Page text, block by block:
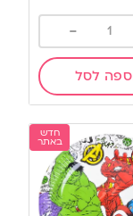
-
לסל
חדש
באתר